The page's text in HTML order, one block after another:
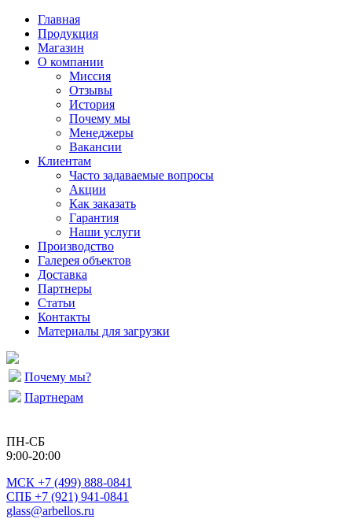
Главная
Продукция
Магазин
О компании
Миссия
Отзывы
История
Почему мы
Менеджеры
Вакансии
Клиентам
Часто задаваемые вопросы
Акции
Как заказать
Гарантия
Наши услуги
Производство
Галерея объектов
Доставка
Партнеры
Статьи
Контакты
Материалы для загрузки
Почему мы?
Партнерам
ПН-СБ
9:00-20:00
МСК +7 (499) 888-0841
СПБ +7 (921) 941-0841
glass@arbellos.ru